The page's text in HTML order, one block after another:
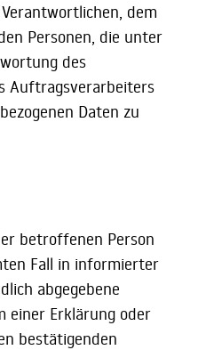
dem
Personen, die unter
des
Auftragsverarbeiters
Daten zu
betroffenen Person
Fall in informierter
abgegebene
einer Erklärung oder
bestätigenden